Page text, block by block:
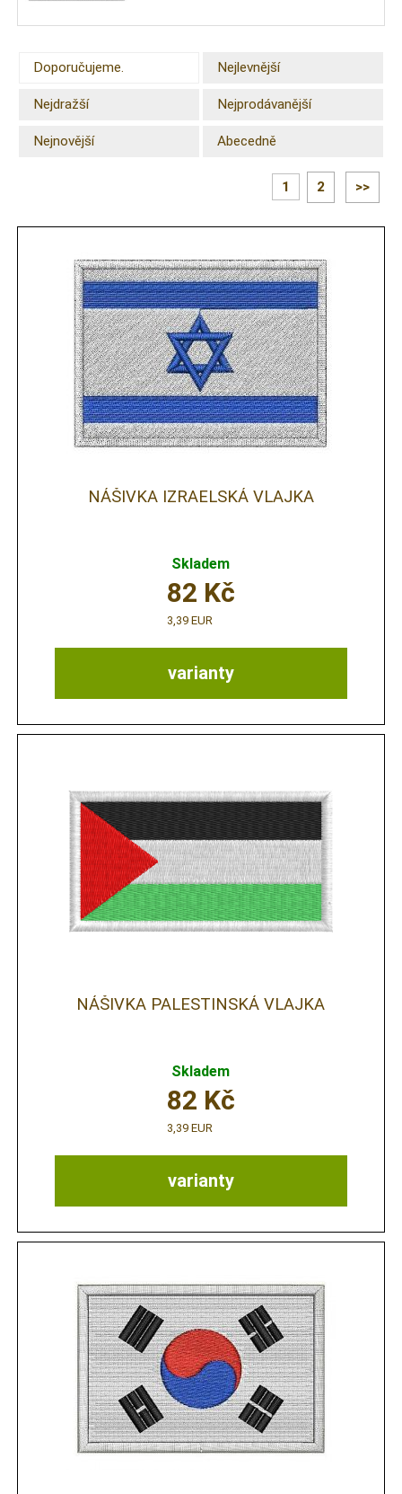
Doporučujeme. Nejlevnější
Nejdražší Nejprodávanější
Nejnovější Abecedně
1 2 >>
NÁŠIVKA IZRAELSKÁ VLAJKA
Skladem
varianty
82 Kč
3,39 EUR
NÁŠIVKA PALESTINSKÁ VLAJKA
Skladem
varianty
82 Kč
3,39 EUR